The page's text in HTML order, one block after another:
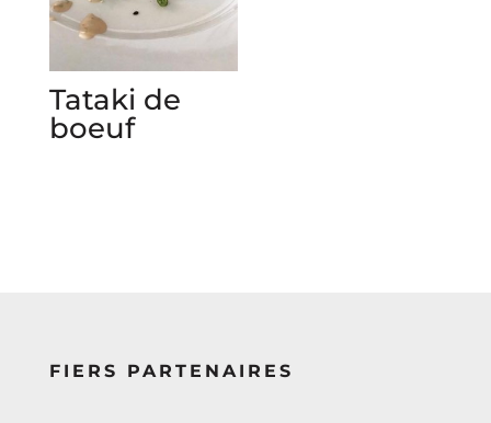
Tataki de
boeuf
FIERS PARTENAIRES